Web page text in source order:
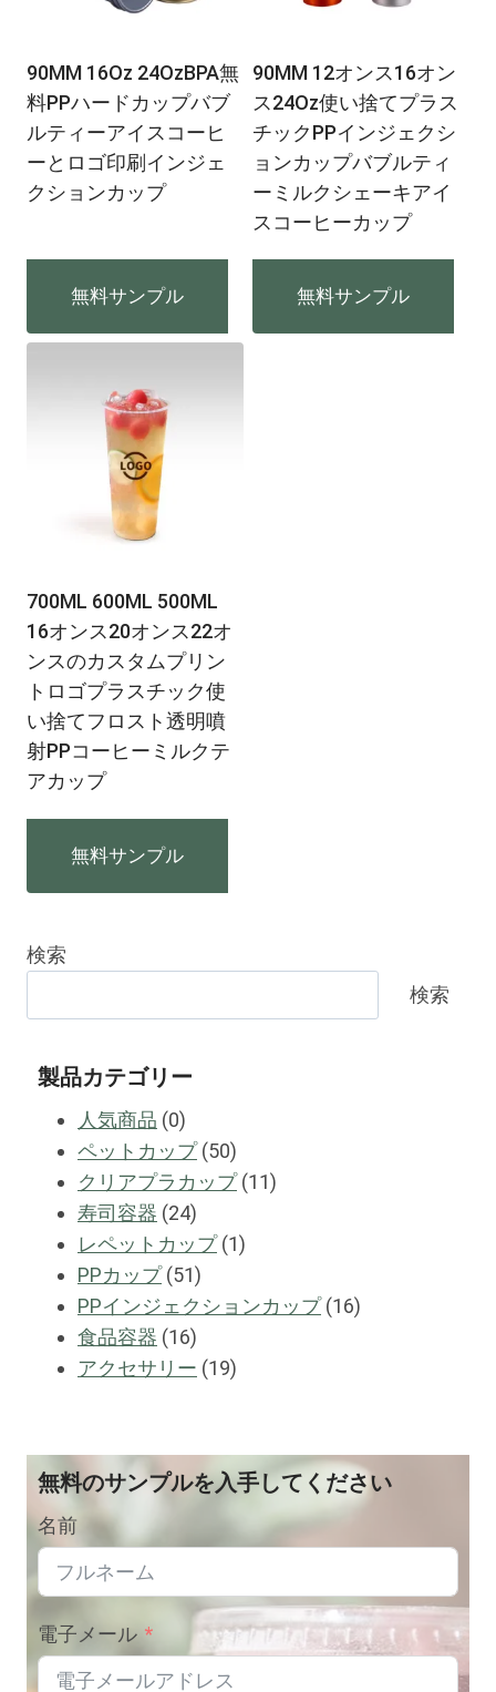
90MM 16Oz 24OzBPA無
料PPハードカップバブ
ルティーアイスコーヒ
ーとロゴ印刷インジェ
クションカップ
無料サンプル
90MM 12オンス16オン
ス24Oz使い捨てプラス
チックPPインジェクシ
ョンカップバブルティ
ーミルクシェーキアイ
スコーヒーカップ
無料サンプル
700ML 600ML 500ML
16オンス20オンス22オ
ンスのカスタムプリン
トロゴプラスチック使
い捨てフロスト透明噴
射PPコーヒーミルクテ
アカップ
無料サンプル
検索
検索
製品カテゴリー
人気商品 00
製
品
ペットカップ 5050
製
クリアプラカップ 1111
寿司容器 2424
製
品
レペットカップ 11
品
PPカップ 5151
製
品
PPインジェクションカップ 1616
食品容器 1616
製
アクセサリー 1919
無料のサンプルを入手してください
名前
電子メール